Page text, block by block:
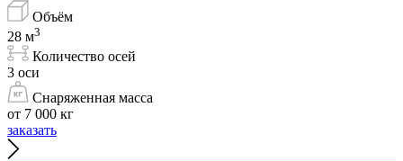
Объём
28 м3
Количество осей
3 оси
Снаряженная масса
от 7 000 кг
заказать